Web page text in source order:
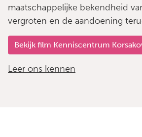
maatschappelijke bekendheid
vergroten en de aandoening
Bekijk film Kenniscentrum
Leer ons kennen